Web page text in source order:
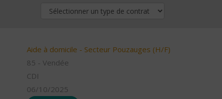
Aide à domicile - Secteur Pouzauges (H/F)
85 - Vendée
CDI
06/10/2025